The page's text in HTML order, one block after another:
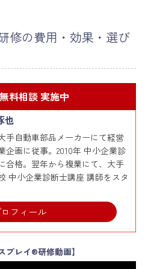
修の費用・効果・選び
料相談 実施中
也
手自動車部品メーカーにて経営
企画に従事。2010年 中小企業診
合格。翌年から複業にて、大手
中小企業診断士講座 講師をスタ
フィール
プレイ®研修動画】